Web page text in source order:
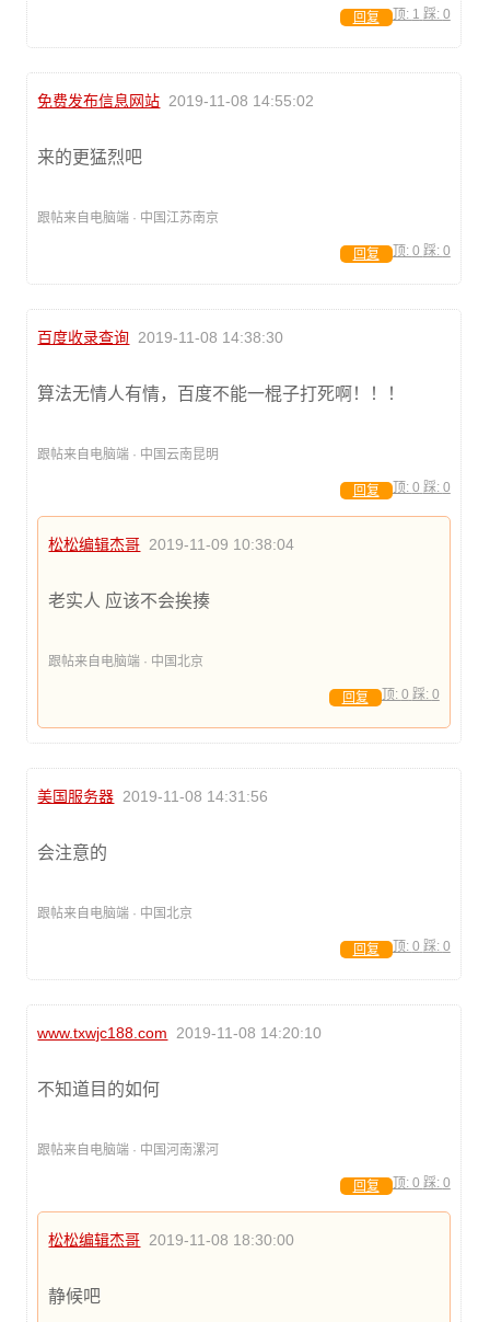
顶: 1 踩: 0
回复
免费发布信息网站 2019-11-08 14:55:02
来的更猛烈吧
跟帖来自电脑端 · 中国江苏南京
顶: 0 踩: 0
回复
百度收录查询 2019-11-08 14:38:30
算法无情人有情，百度不能一棍子打死啊！！！
跟帖来自电脑端 · 中国云南昆明
顶: 0 踩: 0
回复
松松编辑杰哥 2019-11-09 10:38:04
老实人 应该不会挨揍
跟帖来自电脑端 · 中国北京
顶: 0 踩: 0
回复
美国服务器 2019-11-08 14:31:56
会注意的
跟帖来自电脑端 · 中国北京
顶: 0 踩: 0
回复
www.txwjc188.com 2019-11-08 14:20:10
不知道目的如何
跟帖来自电脑端 · 中国河南漯河
顶: 0 踩: 0
回复
松松编辑杰哥 2019-11-08 18:30:00
静候吧